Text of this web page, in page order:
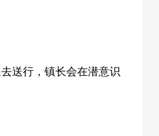
送行，镇长会在潜意识